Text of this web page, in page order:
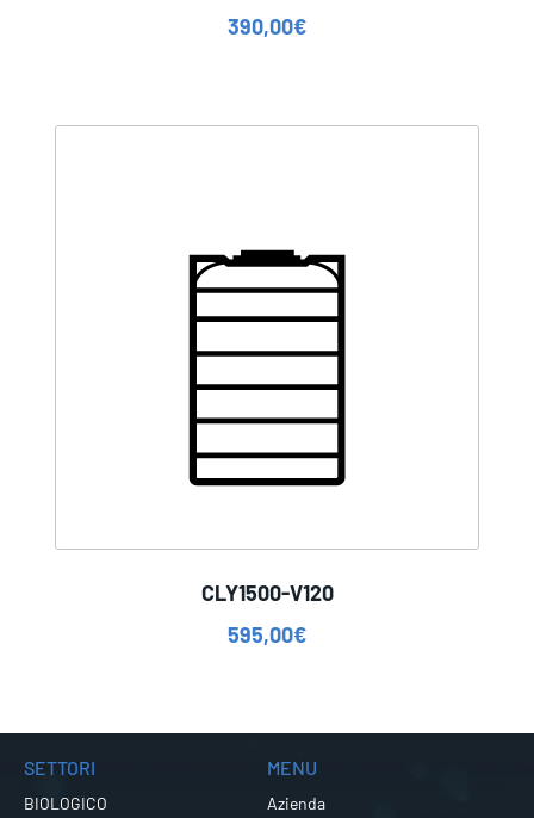
390,00€
CLY1500-V120
595,00€
SETTORI
BIOLOGICO
MENU
Azienda